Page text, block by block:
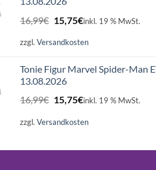
16,99€ Ursprünglicher
Preis
war:
15,75€Aktueller
ist:
inkl. 19 % MwSt.
zzgl. Versandkosten
Tonie Figur Marvel Spider-Man
13.08.2026
16,99€ Ursprünglicher
Preis
war:
15,75€Aktueller
ist:
inkl. 19 % MwSt.
zzgl. Versandkosten